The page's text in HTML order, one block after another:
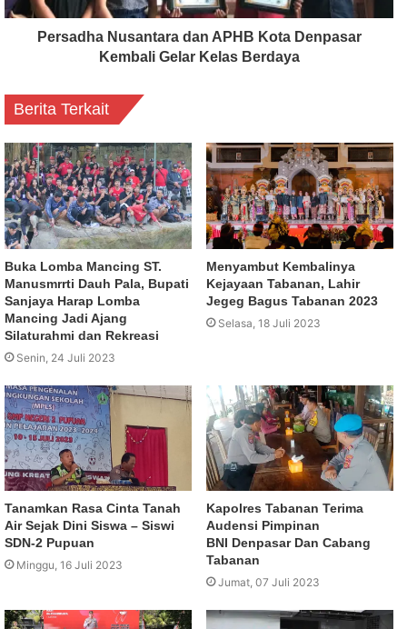
Persadha Nusantara dan APHB Kota Denpasar
Kembali Gelar Kelas Berdaya
Berita Terkait
Buka Lomba Mancing ST.
Manusmrrti Dauh Pala, Bupati
Sanjaya Harap Lomba
Mancing Jadi Ajang
Silaturahmi dan Rekreasi
Senin, 24 Juli 2023
Menyambut Kembalinya
Kejayaan Tabanan, Lahir
Jegeg Bagus Tabanan 2023
Selasa, 18 Juli 2023
Tanamkan Rasa Cinta Tanah
Air Sejak Dini Siswa – Siswi
SDN-2 Pupuan
Minggu, 16 Juli 2023
Kapolres Tabanan Terima
Audensi Pimpinan
BNI Denpasar Dan Cabang
Tabanan
Jumat, 07 Juli 2023